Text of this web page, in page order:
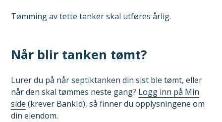
Tømming av tette tanker skal utføres årlig.
Når blir tanken tømt?
Lurer du på når septiktanken din sist ble tømt, eller
når den skal tømmes neste gang? Logg inn på Min
side (krever BankId), så finner du opplysningene om
din eiendom.